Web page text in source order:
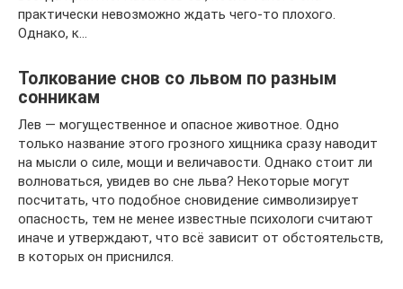
практически невозможно ждать чего-то плохого.
Однако, к…
Толкование снов со львом по разным
сонникам
Лев — могущественное и опасное животное. Одно
только название этого грозного хищника сразу наводит
на мысли о силе, мощи и величавости. Однако стоит ли
волноваться, увидев во сне льва? Некоторые могут
посчитать, что подобное сновидение символизирует
опасность, тем не менее известные психологи считают
иначе и утверждают, что всё зависит от обстоятельств,
в которых он приснился.